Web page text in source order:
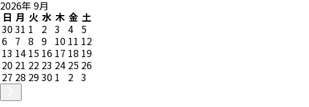
2026年 9月
日 月 火 水 木 金 土
3031 1 2 3 4 5
6 7 8 9 10 11 12
13 14 15 16 17 18 19
20 21 22 23 24 25 26
27 28 2930 1 2 3